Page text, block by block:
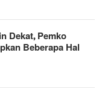
Dekat, Pemko
Beberapa Hal